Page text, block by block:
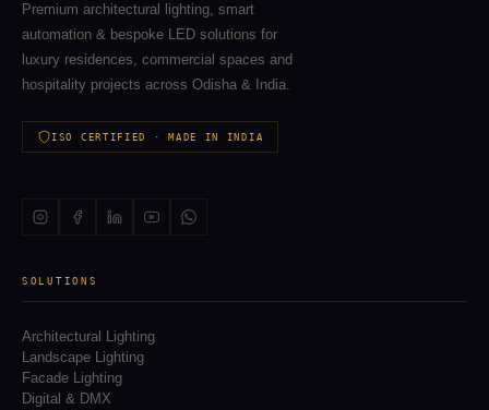
Premium architectural lighting, smart
automation & bespoke LED solutions for
luxury residences, commercial spaces and
hospitality projects across Odisha & India.
ISO CERTIFIED · MADE IN INDIA
SOLUTIONS
Architectural Lighting
Landscape Lighting
Facade Lighting
Digital & DMX